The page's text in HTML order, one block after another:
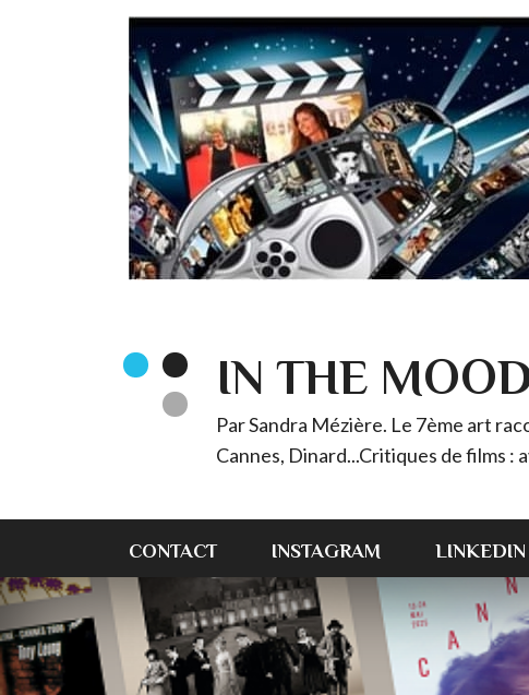
IN THE
Par Sandra Mézière. Le 7ème art
Cannes, Dinard...Critiques de films
CONTACT INSTAGRAM LINKEDIN